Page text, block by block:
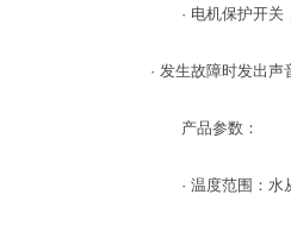
· 电机保护开关
· 发生故障时发出声
产品参数：
· 温度范围：水